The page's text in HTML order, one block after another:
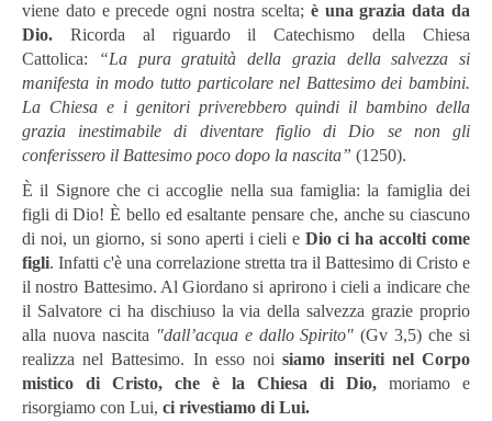
viene dato e precede ogni nostra scelta; è una grazia data da
Dio. Ricorda al riguardo il Catechismo della Chiesa
Cattolica:
“La pura gratuità della grazia della salvezza si
manifesta in modo tutto particolare nel Battesimo dei bambini.
La Chiesa e i genitori priverebbero quindi il bambino della
grazia inestimabile di diventare figlio di Dio se non gli
conferissero il Battesimo poco dopo la nascita” (1250).
È il Signore che ci accoglie nella sua famiglia: la famiglia dei
figli di Dio! È bello ed esaltante pensare che, anche su ciascuno
di noi, un giorno, si sono aperti i cieli eDio ci ha accolti come
figli. Infatti c'è una correlazione stretta tra il Battesimo di Cristo e
il nostro Battesimo. Al Giordano si aprirono i cieli a indicare che
il Salvatore ci ha dischiuso la via della salvezza grazie proprio
alla nuova nascita "dall’acqua e dallo Spirito" (Gv 3,5) che si
realizza nel Battesimo. In esso noisiamo inseriti nel Corpo
mistico di Cristo, che è la Chiesa di Dio, moriamo e
risorgiamo con Lui, ci rivestiamo di Lui.